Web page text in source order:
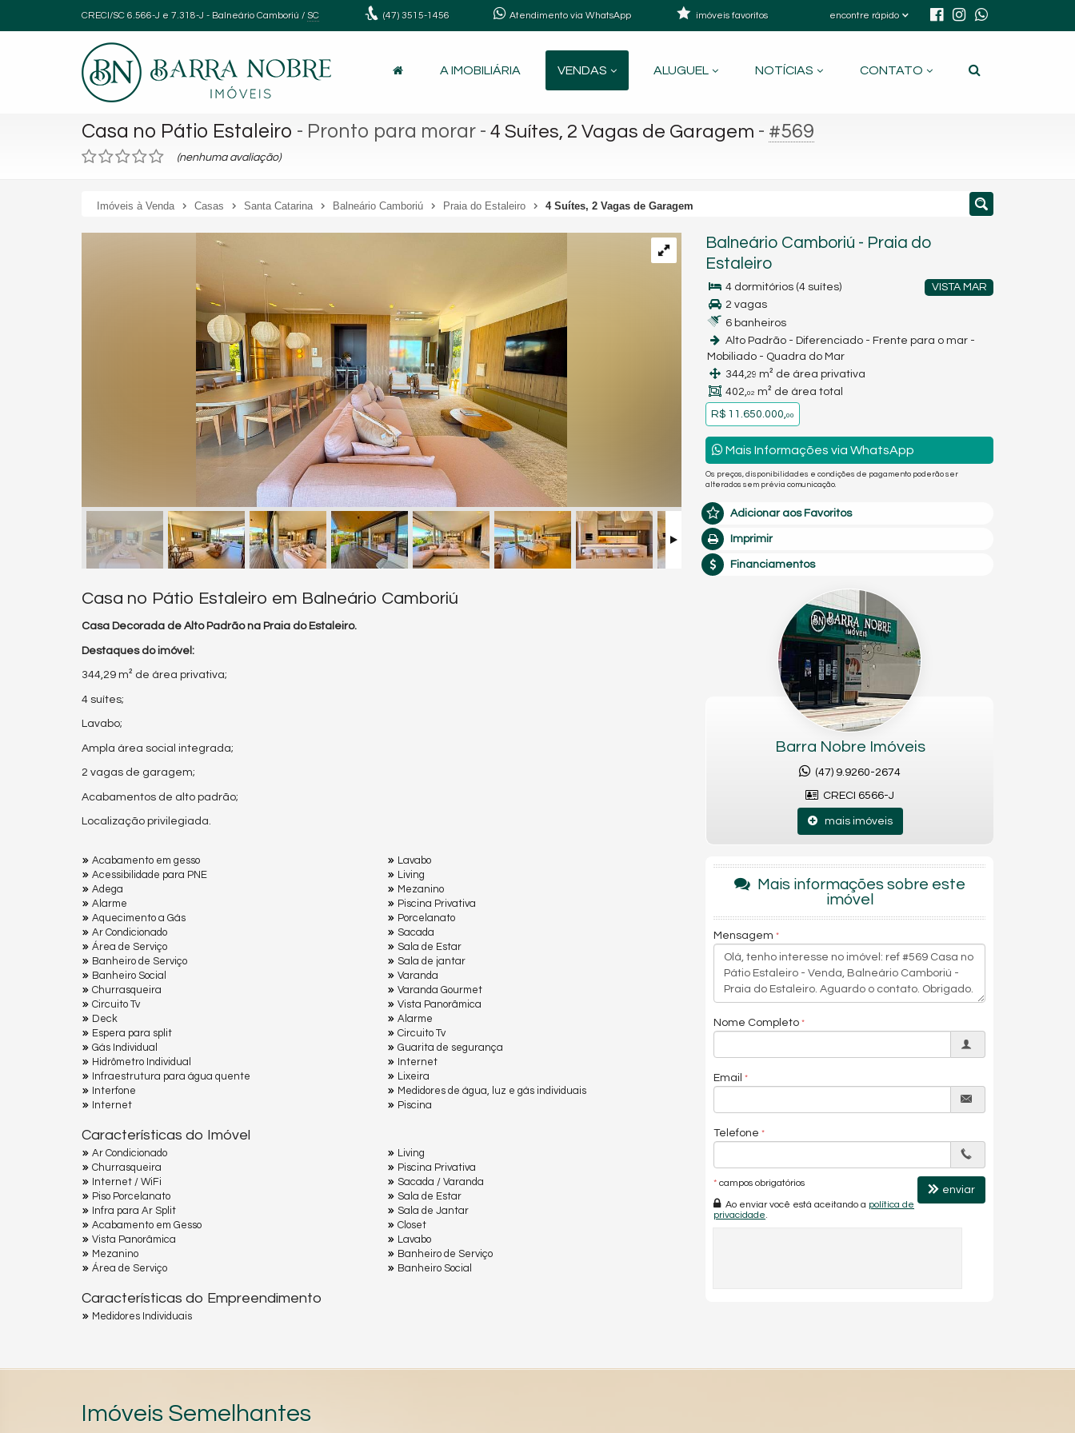
CRECI/SC 6.566-J e 7.318-J - Balneário Camboriú / SC (47)3515-1456 Atendimento via WhatsApp encontre rápido
imóveis favoritos
A IMOBILIÁRIA VENDAS ALUGUEL NOTÍCIAS CONTATO
Casa no Pátio Estaleiro - Pronto para morar - 4 Suítes, 2 Vagas de Garagem - #569
(nenhuma avaliação)
Imóveis à Venda Casas Santa Catarina Balneário Camboriú Praia do Estaleiro 4 Suítes, 2 Vagas de Garagem
Balneário Camboriú - Praia do
Estaleiro
VISTA MAR
4 dormitórios (4 suítes)
2 vagas
6 banheiros
Alto Padrão - Diferenciado - Frente para o mar -
Mobiliado - Quadra do Mar
344,29 m² de área privativa
402,02 m² de área total
R$ 11.650.000,00
Mais Informações via WhatsApp
Os preços, disponibilidades e condições de pagamento poderão ser
alterados sem prévia comunicação.
Adicionar aos Favoritos
Imprimir
Financiamentos
Casa no Pátio Estaleiro em Balneário Camboriú
Casa Decorada de Alto Padrão na Praia do Estaleiro.
Destaques do imóvel:
344,29 m² de área privativa;
4 suítes;
Lavabo;
Ampla área social integrada;
2 vagas de garagem;
Acabamentos de alto padrão;
Localização privilegiada.
Acabamento em gesso
Acessibilidade para PNE
Adega
Alarme
Aquecimento a Gás
Ar Condicionado
Área de Serviço
Banheiro de Serviço
Banheiro Social
Churrasqueira
Circuito Tv
Deck
Espera para split
Gás Individual
Hidrômetro Individual
Infraestrutura para água quente
Interfone
Internet
Lavabo
Living
Mezanino
Piscina Privativa
Porcelanato
Sacada
Sala de Estar
Sala de jantar
Varanda
Varanda Gourmet
Vista Panorâmica
Alarme
Circuito Tv
Guarita de segurança
Internet
Lixeira
Medidores de água, luz e gás individuais
Piscina
Características do Imóvel
Ar Condicionado
Churrasqueira
Internet / WiFi
Piso Porcelanato
Infra para Ar Split
Acabamento em Gesso
Vista Panorâmica
Mezanino
Área de Serviço
Living
Piscina Privativa
Sacada / Varanda
Sala de Estar
Sala de Jantar
Closet
Lavabo
Banheiro de Serviço
Banheiro Social
Características do Empreendimento
Medidores Individuais
Barra Nobre Imóveis
(47) 9.9260-2674
CRECI 6566-J
mais imóveis
Mais informações sobre este
imóvel
Mensagem
Nome Completo
Email
Telefone
* campos obrigatórios
Ao enviar você está aceitando a política de
privacidade
enviar
Imóveis Semelhantes